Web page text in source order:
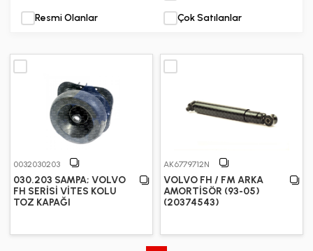
Resmi Olanlar Çok Satılanlar
0032030203
030.203 SAMPA; VOLVO
FH SERİSİ VİTES KOLU
TOZ KAPAĞI
AK6779712N
VOLVO FH / FM ARKA
AMORTİSÖR (93-05)
(20374543)